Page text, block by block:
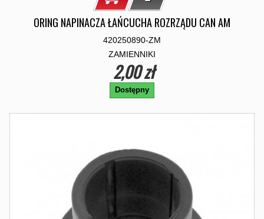
ORING NAPINACZA ŁAŃCUCHA ROZRZĄDU CAN AM
420250890-ZM
ZAMIENNIKI
2,00 zł
Dostępny